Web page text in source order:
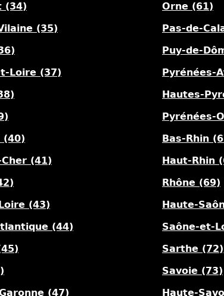
(34)
(35)
Loire (37)
(40)
(41)
(43)
(44)
(47)
Orne (61)
Pas-de-
Puy-de-
Pyrénées-
Hautes-
Pyrénées-
Bas-Rhin
Haut-Rhin
Rhône (69)
Haute-
Saône-et-
Sarthe (72)
Savoie (73)
Haute-